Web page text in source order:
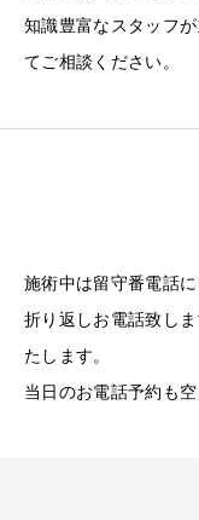
知識豊富なスタッフ
てご相談ください。
施術中は留守番電話に
折り返しお電話致し
たします。
当日のお電話予約も